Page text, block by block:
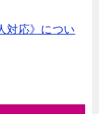
対応》につい